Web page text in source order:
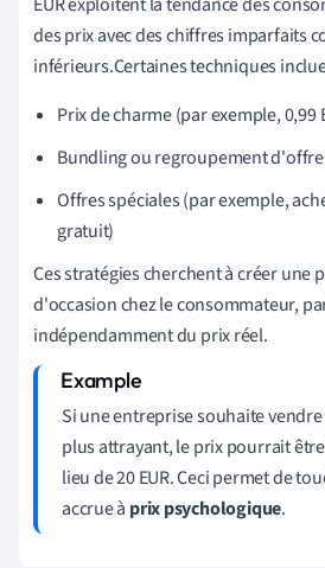
des prix avec des chiffres imparfaits
inférieurs.Certaines techniques
Prix de charme (par exemple, 0,99
Bundling ou regroupement
Offres spéciales (par exemple,
gratuit)
Ces stratégies cherchent à créer une
d'occasion chez le consommateur,
indépendamment du prix réel.
Si une entreprise souhaite
plus attrayant, le prix pourrait être
lieu de 20 EUR. Ceci permet de
accrue à prix psychologique.